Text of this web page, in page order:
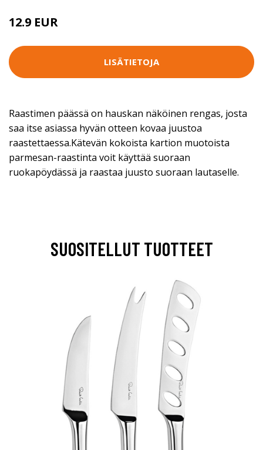
12.9 EUR
LISÄTIETOJA
Raastimen päässä on hauskan näköinen rengas, josta
saa itse asiassa hyvän otteen kovaa juustoa
raastettaessa.Kätevän kokoista kartion muotoista
parmesan-raastinta voit käyttää suoraan
ruokapöydässä ja raastaa juusto suoraan lautaselle.
SUOSITELLUT TUOTTEET